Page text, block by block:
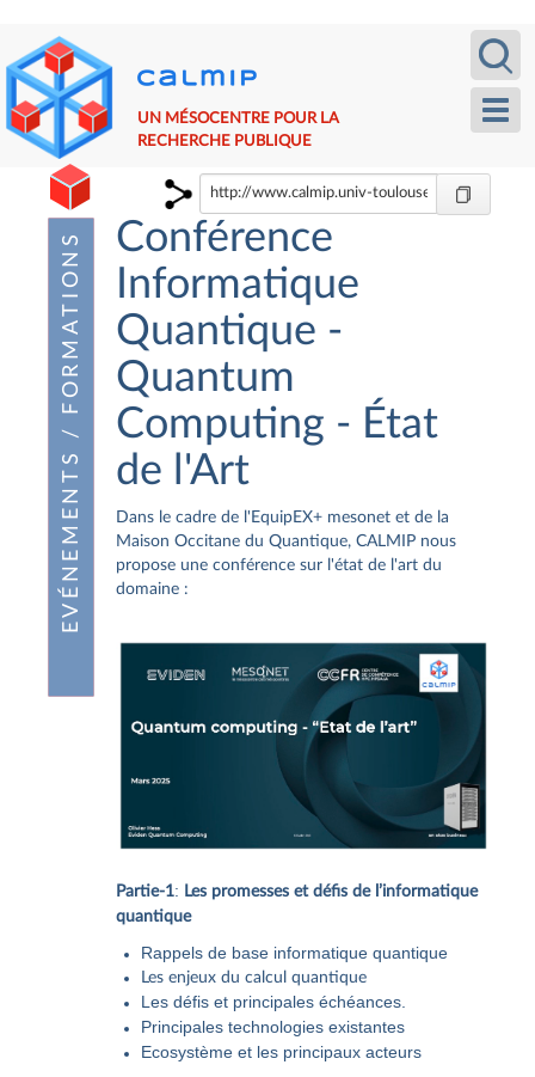
au
contenu
principal
UN MÉSOCENTRE POUR LA
RECHERCHE PUBLIQUE
Conférence
Informatique
Quantique -
Quantum
Computing - État
de l'Art
Dans le cadre de l'EquipEX+ mesonet et de la
Maison Occitane du Quantique, CALMIP nous
propose une conférence sur l'état de l'art du
domaine :
Partie-1: Les promesses et défis de l’informatique
quantique
Rappels de base informatique quantique
Les enjeux du calcul quantique
Les défis et principales échéances.
Principales technologies existantes
Ecosystème et les principaux acteurs